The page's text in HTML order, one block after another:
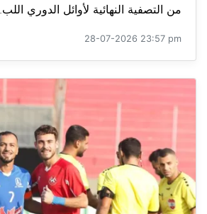
من التصفية النهائية لأوائل الدوري اللب...
28-07-2026 23:57 pm